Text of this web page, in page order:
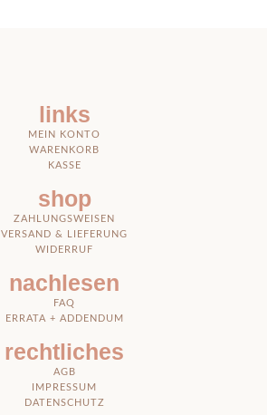
links
MEIN KONTO
WARENKORB
KASSE
shop
ZAHLUNGSWEISEN
VERSAND & LIEFERUNG
WIDERRUF
nachlesen
FAQ
ERRATA + ADDENDUM
rechtliches
AGB
IMPRESSUM
DATENSCHUTZ